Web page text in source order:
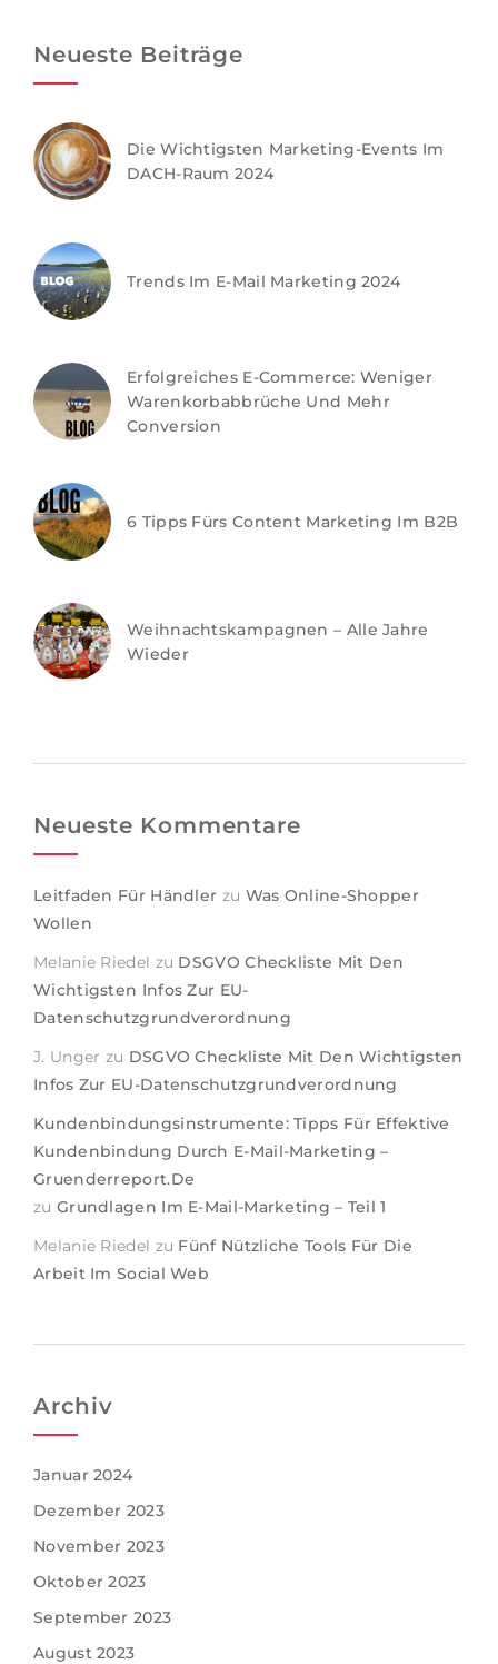
Neueste Beiträge
Die Wichtigsten Marketing-Events Im
DACH-Raum 2024
Trends Im E-Mail Marketing 2024
Erfolgreiches E-Commerce: Weniger
Warenkorbabbrüche Und Mehr
Conversion
6 Tipps Fürs Content Marketing Im B2B
Weihnachtskampagnen – Alle Jahre
Wieder
Neueste Kommentare
Leitfaden Für Händler zu Was Online-Shopper
Wollen
Melanie Riedel zu DSGVO Checkliste Mit Den
Wichtigsten Infos Zur EU-
Datenschutzgrundverordnung
J. Unger zu DSGVO Checkliste Mit Den Wichtigsten
Infos Zur EU-Datenschutzgrundverordnung
Kundenbindungsinstrumente: Tipps Für Effektive
Kundenbindung Durch E-Mail-Marketing –
Gruenderreport.de
zu Grundlagen Im E-Mail-Marketing – Teil 1
Melanie Riedel zu Fünf Nützliche Tools Für Die
Arbeit Im Social Web
Archiv
Januar 2024
Dezember 2023
November 2023
Oktober 2023
September 2023
August 2023